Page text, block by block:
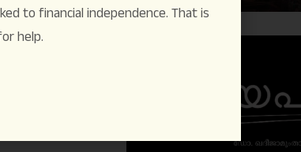
Dislike
to financial independence. That is
help.